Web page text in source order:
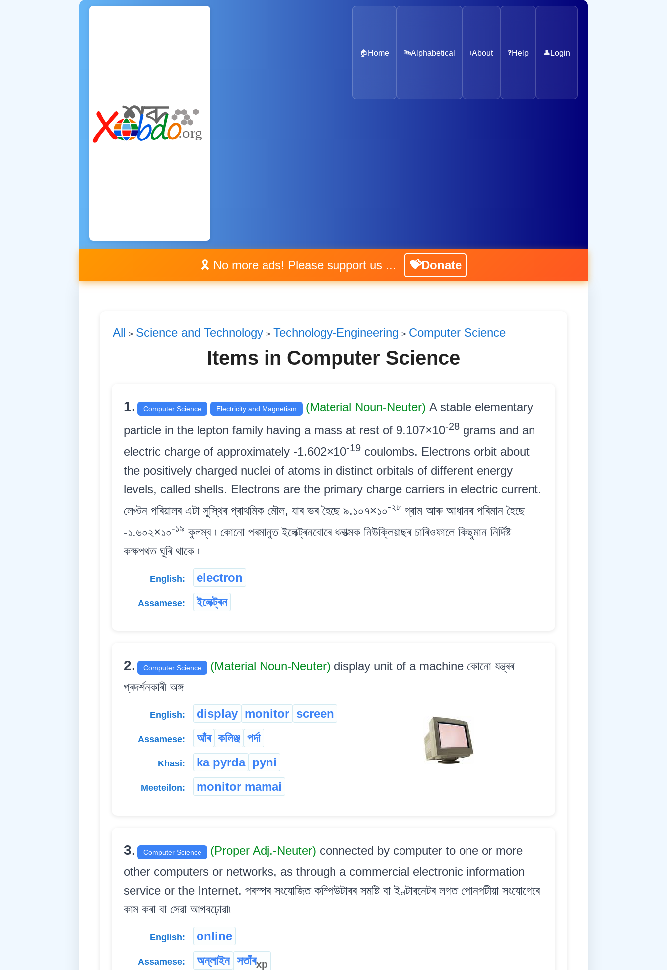
🏠 Home 🔤Alphabetical ℹ️About ❓Help 👤 Login
🎗️ No more ads! Please support us ... 💝Donate
All > Science and Technology > Technology-Engineering > Computer Science
Items in Computer Science
1. Computer Science Electricity and Magnetism (Material Noun-Neuter) A stable elementary
particle in the lepton family having a mass at rest of 9.107×10-28 grams and an
electric charge of approximately -1.602×10-19 coulombs. Electrons orbit about
the positively charged nuclei of atoms in distinct orbitals of different energy
levels, called shells. Electrons are the primary charge carriers in electric current.
লেপ্টন পৰিয়ালৰ এটা সুস্থিৰ প্ৰাথমিক মৌল, যাৰ ভৰ হৈছে ৯.১০৭×১০-২৮গ্ৰাম আৰু আধানৰ পৰিমান হৈছে
-১.৬০২×১০-১৯ কুলম্ব ৷ কোনো পৰমানুত ইলেক্ট্ৰনবোৰে ধনাত্মক নিউক্লিয়াছৰ চাৰিওফালে কিছুমান নিৰ্দিষ্ট
কক্ষপথত ঘূৰি থাকে ৷
English: electron
Assamese: ইলেক্ট্ৰন
2. Computer Science (Material Noun-Neuter) display unit of a machine কোনো যন্ত্ৰৰ
প্ৰদৰ্শনকাৰী অঙ্গ
English: display monitor screen
Assamese: আঁৰ কলিঞ্জ পৰ্দা
Khasi: ka pyrda pyni
Meeteilon: monitor mamai
3. Computer Science (Proper Adj.-Neuter) connected by computer to one or more
other computers or networks, as through a commercial electronic information
service or the Internet. পৰস্পৰ সংযোজিত কম্পিউটাৰৰ সমষ্টি বা ইণ্টাৰনেটৰ লগত পোনপটীয়া সংযোগেৰে
কাম কৰা বা সেৱা আগবঢ়োৱা৷
English: online
Assamese: অন্‌লাইন সতাঁৰxp